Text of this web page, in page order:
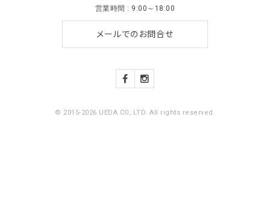
営業時間 : 9:00～18:00
メールでのお問合せ
© 2015-2026 UEDA CO,.LTD. All rights reserved.